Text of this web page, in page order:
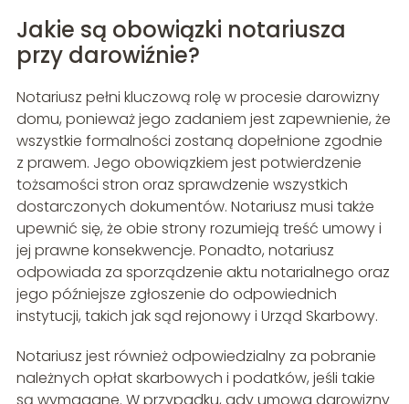
Jakie są obowiązki notariusza
przy darowiźnie?
Notariusz pełni kluczową rolę w procesie darowizny
domu, ponieważ jego zadaniem jest zapewnienie, że
wszystkie formalności zostaną dopełnione zgodnie
z prawem. Jego obowiązkiem jest potwierdzenie
tożsamości stron oraz sprawdzenie wszystkich
dostarczonych dokumentów. Notariusz musi także
upewnić się, że obie strony rozumieją treść umowy i
jej prawne konsekwencje. Ponadto, notariusz
odpowiada za sporządzenie aktu notarialnego oraz
jego późniejsze zgłoszenie do odpowiednich
instytucji, takich jak sąd rejonowy i Urząd Skarbowy.
Notariusz jest również odpowiedzialny za pobranie
należnych opłat skarbowych i podatków, jeśli takie